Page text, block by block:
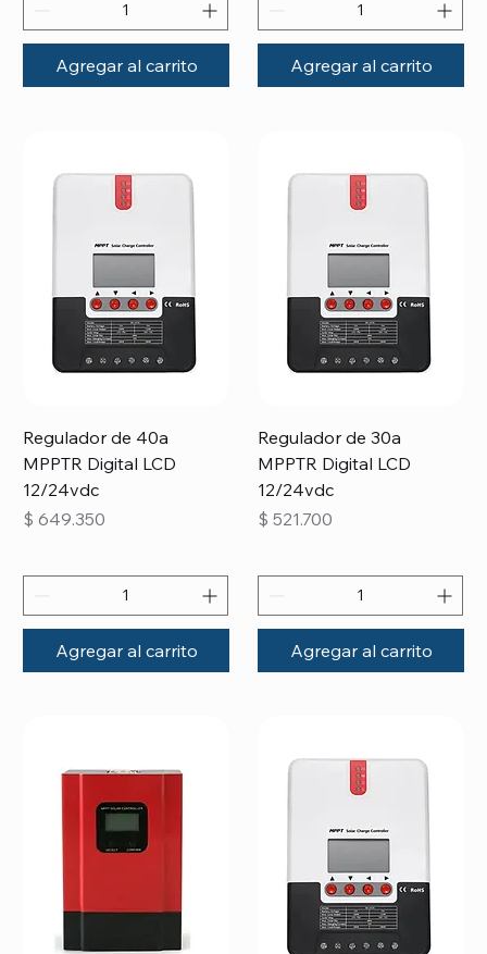
Agregar al carrito Agregar al carrito
Regulador de 40a
MPPTR Digital LCD
12/24vdc
Precio
$ 649.350
Agregar al carrito
Regulador de 30a
MPPTR Digital LCD
12/24vdc
Precio
$ 521.700
Agregar al carrito